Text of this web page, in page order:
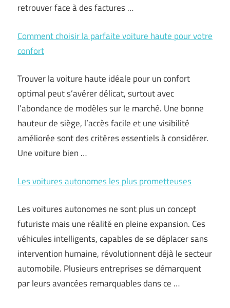
retrouver face à des factures …
Comment choisir la parfaite voiture haute pour votre
confort
Trouver la voiture haute idéale pour un confort
optimal peut s’avérer délicat, surtout avec
l’abondance de modèles sur le marché. Une bonne
hauteur de siège, l’accès facile et une visibilité
améliorée sont des critères essentiels à considérer.
Une voiture bien …
Les voitures autonomes les plus prometteuses
Les voitures autonomes ne sont plus un concept
futuriste mais une réalité en pleine expansion. Ces
véhicules intelligents, capables de se déplacer sans
intervention humaine, révolutionnent déjà le secteur
automobile. Plusieurs entreprises se démarquent
par leurs avancées remarquables dans ce …